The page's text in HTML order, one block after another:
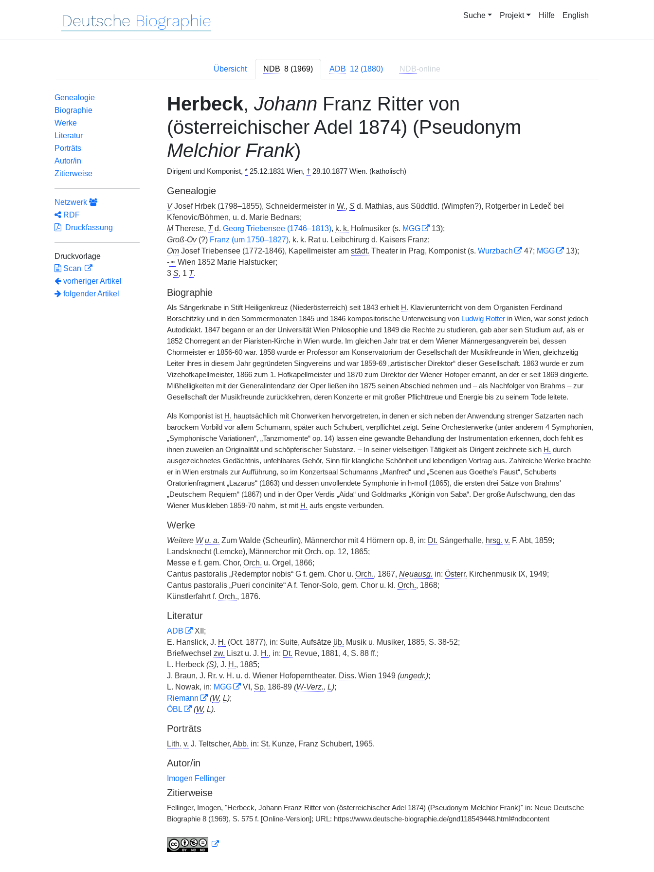
Deutsche Biographie Suche Projekt Hilfe English
Übersicht NDB 8 (1969) ADB 12 (1880) NDB-online
Genealogie
Biographie
Werke
Literatur
Porträts
Autor/in
Zitierweise
Netzwerk
RDF
Druckfassung
Druckvorlage
Scan
vorheriger Artikel
folgender Artikel
Herbeck, Johann Franz Ritter von
(österreichischer Adel 1874) (Pseudonym
Melchior Frank)
Dirigent und Komponist, *25.12.1831 Wien, †28.10.1877 Wien. (katholisch)
Genealogie
VJosef Hrbek (1798–1855), Schneidermeister in W., Sd. Mathias, aus Süddtld. (Wimpfen?), Rotgerber in Ledeč bei
Křenovic/Böhmen, u. d. Marie Bednars;
MTherese, Td. Georg Triebensee (1746–1813), k. k. Hofmusiker (s. MGG
13);
Groß-Ov(?) Franz (um 1750–1827), k. k. Rat u. Leibchirurg d. Kaisers Franz;
OmJosef Triebensee (1772-1846), Kapellmeister am städt. Theater in Prag, Komponist (s. Wurzbach 47; MGG
13);
-⚭ Wien 1852 Marie Halstucker;
3 S, 1 T.
Biographie
Als Sängerknabe in Stift Heiligenkreuz (Niederösterreich) seit 1843 erhielt H. Klavierunterricht von dem Organisten Ferdinand
Borschitzky und in den Sommermonaten 1845 und 1846 kompositorische Unterweisung von Ludwig Rotterin Wien, war sonst jedoch
Autodidakt. 1847 begann er an der Universität Wien Philosophie und 1849 die Rechte zu studieren, gab aber sein Studium auf, als er
1852 Chorregent an der Piaristen-Kirche in Wien wurde. Im gleichen Jahr trat er dem Wiener Männergesangverein bei, dessen
Chormeister er 1856-60 war. 1858 wurde er Professor am Konservatorium der Gesellschaft der Musikfreunde in Wien, gleichzeitig
Leiter ihres in diesem Jahr gegründeten Singvereins und war 1859-69 „artistischer Direktor“ dieser Gesellschaft. 1863 wurde er zum
Vizehofkapellmeister, 1866 zum 1. Hofkapellmeister und 1870 zum Direktor der Wiener Hofoper ernannt, an der er seit 1869 dirigierte.
Mißhelligkeiten mit der Generalintendanz der Oper ließen ihn 1875 seinen Abschied nehmen und – als Nachfolger von Brahms – zur
Gesellschaft der Musikfreunde zurückkehren, deren Konzerte er mit großer Pflichttreue und Energie bis zu seinem Tode leitete.
Als Komponist ist H. hauptsächlich mit Chorwerken hervorgetreten, in denen er sich neben der Anwendung strenger Satzarten nach
barockem Vorbild vor allem Schumann, später auch Schubert, verpflichtet zeigt. Seine Orchesterwerke (unter anderem 4 Symphonien,
„Symphonische Variationen“, „Tanzmomente“ op. 14) lassen eine gewandte Behandlung der Instrumentation erkennen, doch fehlt es
ihnen zuweilen an Originalität und schöpferischer Substanz. – In seiner vielseitigen Tätigkeit als Dirigent zeichnete sich H. durch
ausgezeichnetes Gedächtnis, unfehlbares Gehör, Sinn für klangliche Schönheit und lebendigen Vortrag aus. Zahlreiche Werke brachte
er in Wien erstmals zur Aufführung, so im Konzertsaal Schumanns „Manfred“ und „Scenen aus Goethe's Faust“, Schuberts
Oratorienfragment „Lazarus“ (1863) und dessen unvollendete Symphonie in h-moll (1865), die ersten drei Sätze von Brahms'
„Deutschem Requiem“ (1867) und in der Oper Verdis „Aida“ und Goldmarks „Königin von Saba“. Der große Aufschwung, den das
Wiener Musikleben 1859-70 nahm, ist mit H. aufs engste verbunden.
Werke
Weitere W u. a. Zum Walde (Scheurlin), Männerchor mit 4 Hörnern op. 8, in: Dt. Sängerhalle, hrsg. v. F. Abt, 1859;
Landsknecht (Lemcke), Männerchor mitOrch. op. 12, 1865;
Messe e f. gem. Chor, Orch. u. Orgel, 1866;
Cantus pastoralis „Redemptor nobis“ G f. gem. Chor u. Orch., 1867, Neuausg. in: Österr. Kirchenmusik IX, 1949;
Cantus pastoralis „Pueri concinite“ A f. Tenor-Solo, gem. Chor u. kl. Orch., 1868;
Künstlerfahrt f. Orch., 1876.
Literatur
ADB
XII;
E. Hanslick, J. H. (Oct. 1877), in: Suite, Aufsätze üb. Musik u. Musiker, 1885, S. 38-52;
Briefwechsel zw. Liszt u. J. H., in: Dt. Revue, 1881, 4, S. 88 ff.;
L. Herbeck (S), J. H., 1885;
J. Braun, J. Rr. v. H. u. d. Wiener Hofoperntheater, Diss. Wien 1949 (ungedr.);
L. Nowak, in: MGG VI, Sp. 186-89 (W-Verz., L);
Riemann
(W, L);
ÖBL
(W, L).
Porträts
Lith. v. J. Teltscher, Abb. in: St. Kunze, Franz Schubert, 1965.
Autor/in
Imogen Fellinger
Zitierweise
Fellinger, Imogen, "Herbeck, Johann Franz Ritter von (österreichischer Adel 1874) (Pseudonym Melchior Frank)" in: Neue Deutsche
Biographie 8 (1969), S. 575 f. [Online-Version]; URL: https://www.deutsche-biographie.de/gnd118549448.html#ndbcontent